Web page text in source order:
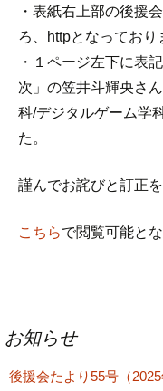
・表紙右上部の後援
ろ、httpとなっており
・１ページ左下に表
次」の笠井斗輝央さ
科/デジタルゲーム学
た。
謹んでお詫びと訂正
こちらで閲覧可能とな
投
稿
ナ
お知らせ
後援会たより55号（2025